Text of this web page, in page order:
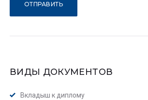
ВИДЫ ДОКУМЕНТОВ
Вкладыш к диплому